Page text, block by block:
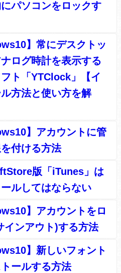
パソコンをロックす
】常にデスクトッ
ログ時計を表示する
ト「YTClock」【イ
方法と使い方を解
】アカウントに管
付ける方法
版「iTunes」は
ルしてはならない
】アカウントをロ
インアウト)する方法
】新しいフォント
ールする方法